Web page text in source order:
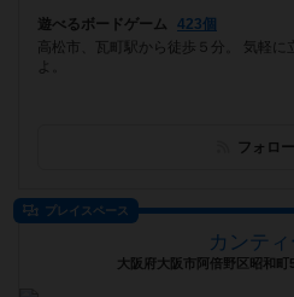
遊べるボードゲーム
423個
高松市、瓦町駅から徒歩５分。 気軽に
よ。
フォロ
プレイスペース
カンテ
大阪府大阪市阿倍野区昭和